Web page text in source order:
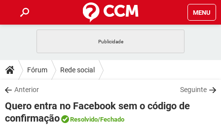
MENU
CELULAR
OUTLOOK
INSTAGRAM GMAIL
GUIA DE COMPRAS
DICAS
JOGOS
OUTLOOK
DOWNLOADS
JOGOS WHATSAPP
CELULAR FACEBOOK
FÓRUM
Fórum Rede social
Anterior Seguinte
Quero entra no Facebook sem o código de
confirmação
Resolvido/Fechado